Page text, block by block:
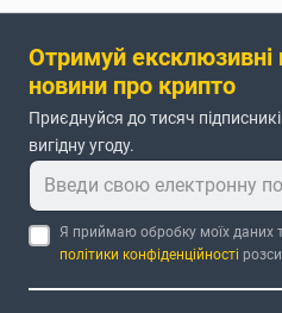
Отримуй ексклюзивні
новини про крипто
Приєднуйся до тисяч
вигідну угоду.
Я приймаю обробку моїх даних
політики конфіденційності